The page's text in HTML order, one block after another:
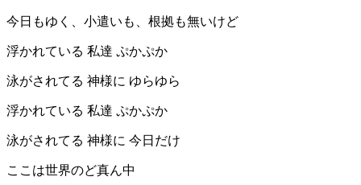
今日もゆく、小遣いも、根拠も無いけど
浮かれている 私達 ぷかぷか
泳がされてる 神様に ゆらゆら
浮かれている 私達 ぷかぷか
泳がされてる 神様に 今日だけ
ここは世界のど真ん中